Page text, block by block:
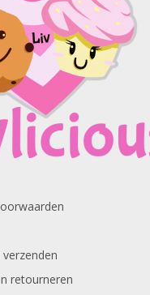
retourneren